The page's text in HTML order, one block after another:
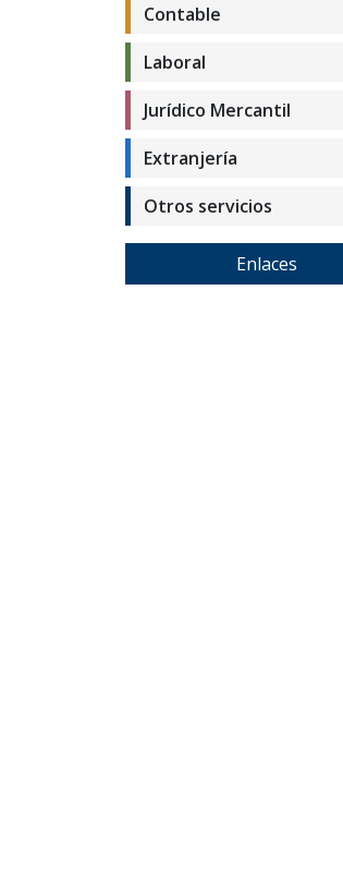
Contable
Laboral
Jurídico Mercantil
Extranjería
Otros servicios
Enlaces